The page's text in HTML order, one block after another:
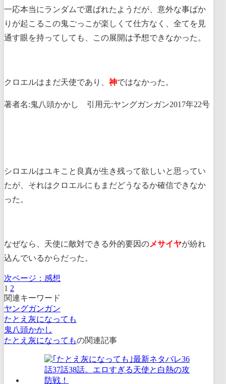
一応本当にランダムで選ばれたようだが、意外な事ばか
りが起こるこの鬼ごっこが楽しくて仕方なく、全てを見
通す眼を持ってしても、この展開は予想できなかった。
クロエルはまだ天使であり、神ではなかった。
著者名:鬼八頭かかし 引用元:ヤングガンガン2017年22号
シロエルはユキこと良真が生き残って欲しいと思ってい
たが、それはクロエルにもまだどうなるか確信できなか
った。
なぜなら、天使に敵対できる外的要因のメサイヤが紛れ
込んでいるからだった。
次ページ： 感想
1 2
関連キーワード
ヤングガンガン
たとえ灰になっても
鬼八頭かかし
たとえ灰になってもの関連記事